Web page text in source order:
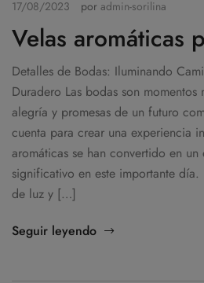
17/08/2023 por admin-sorilina
Velas aromáticas
Detalles de Bodas: Iluminando
Duradero Las bodas son
alegría y promesas de un futuro
cuenta para crear una experiencia
aromáticas se han convertido en
significativo en este importante día.
de luz y […]
Seguir leyendo